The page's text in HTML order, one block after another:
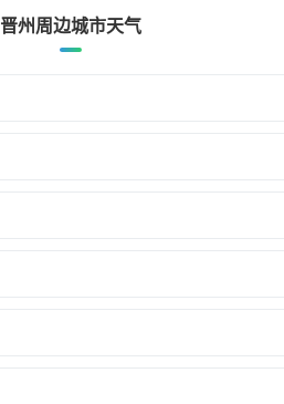
晋州周边城市天气